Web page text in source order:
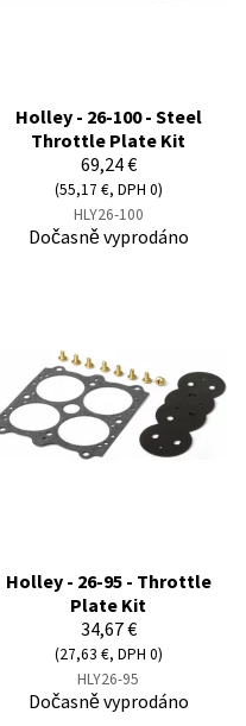
Holley - 26-100 - Steel
Throttle Plate Kit
69,24 €
(55,17 €, DPH 0)
HLY26-100
Dočasně vyprodáno
Holley - 26-95 - Throttle
Plate Kit
34,67 €
(27,63 €, DPH 0)
HLY26-95
Dočasně vyprodáno